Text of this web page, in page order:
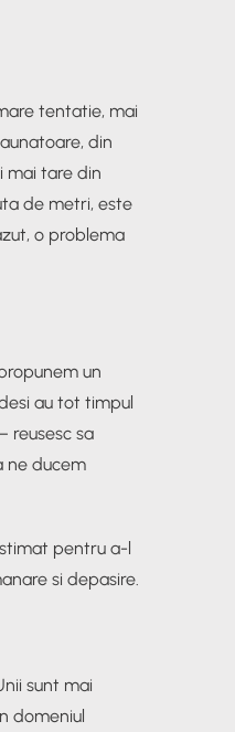
tentatie, mai
din
mai tare din
de metri, este
o problema
un
au tot timpul
reusesc sa
ne ducem
pentru a-l
si depasire.
sunt mai
domeniul